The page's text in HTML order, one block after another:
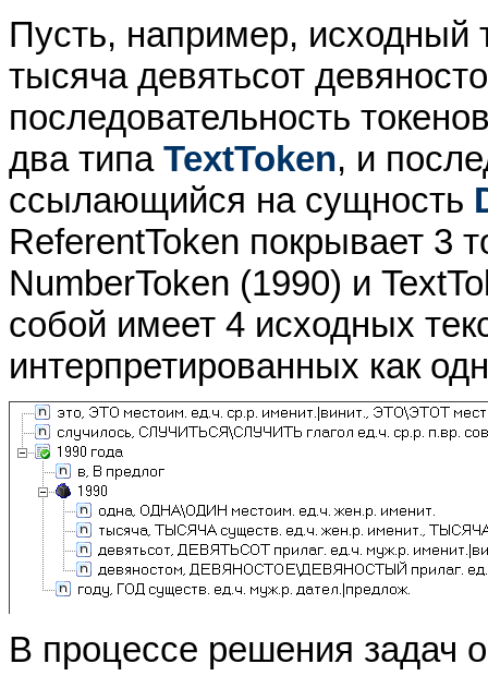
Пусть, например, исходный
тысяча девятьсот
последовательность
два типа TextToken, и
ссылающийся на сущность
ReferentToken покрывает 3
NumberToken (1990) и
собой имеет 4 исходных
интерпретированных как
В процессе решения задач